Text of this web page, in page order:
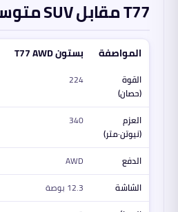
T77 مقابل SUV متوسطة منافسة
المواصفة بستون T77 AWD
القوة
(حصان)
224
العزم
(نيوتن·متر)
340
الدفع AWD
الشاشة
12.3 بوصة